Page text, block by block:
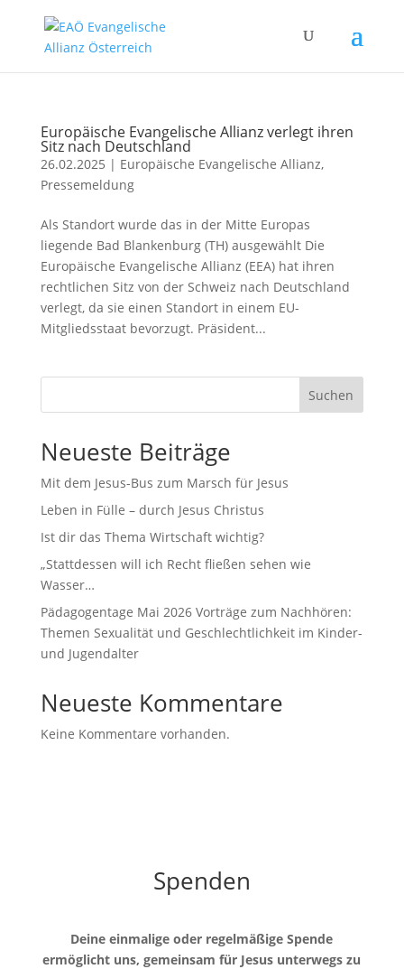
Europäische Evangelische Allianz verlegt ihren
Sitz nach Deutschland
26.02.2025 | Europäische Evangelische Allianz,
Pressemeldung
Als Standort wurde das in der Mitte Europas
liegende Bad Blankenburg (TH) ausgewählt Die
Europäische Evangelische Allianz (EEA) hat ihren
rechtlichen Sitz von der Schweiz nach Deutschland
verlegt, da sie einen Standort in einem EU-
Mitgliedsstaat bevorzugt. Präsident...
Suchen
Neueste Beiträge
Mit dem Jesus-Bus zum Marsch für Jesus
Leben in Fülle – durch Jesus Christus
Ist dir das Thema Wirtschaft wichtig?
„Stattdessen will ich Recht fließen sehen wie
Wasser…
Pädagogentage Mai 2026 Vorträge zum Nachhören:
Themen Sexualität und Geschlechtlichkeit im Kinder-
und Jugendalter
Neueste Kommentare
Keine Kommentare vorhanden.
Spenden
Deine einmalige oder regelmäßige Spende
ermöglicht uns, gemeinsam für Jesus unterwegs zu